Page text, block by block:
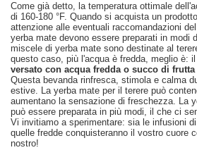
Come già detto, la temperatura ottimale
di 160-180 °F. Quando si acquista un
attenzione alle eventuali raccomandazioni
yerba mate devono essere preparati in modi
miscele di yerba mate sono destinate al
questo caso, più l'acqua è fredda, meglio è: il
versato con acqua fredda o succo di
Questa bevanda rinfresca, stimola e calma
estive. La yerba mate per il terere può
aumentano la sensazione di freschezza. La
può essere preparata in più modi, il che ci
Vi invitiamo a sperimentare: sia le infusioni
quelle fredde conquisteranno il vostro cuore
nostro!